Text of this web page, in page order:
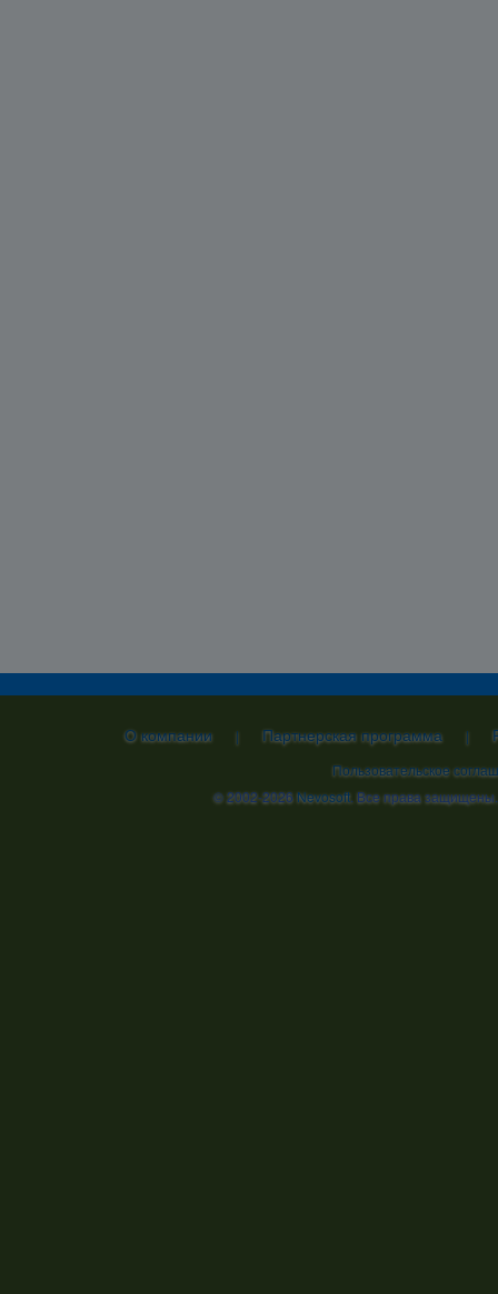
О компании | Партнерская программа |
Пользовательское
© 2002-2026Nevosoft. Все права защищены